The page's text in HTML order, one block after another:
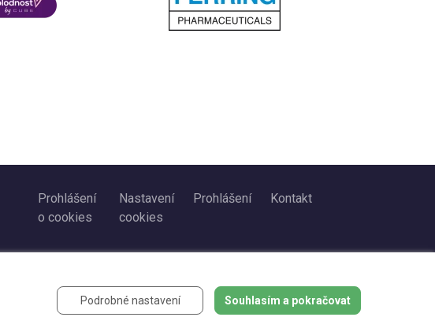
Prohlášení
o cookies
Nastavení
cookies
Prohlášení Kontakt
Podrobné nastavení Souhlasím a pokračovat